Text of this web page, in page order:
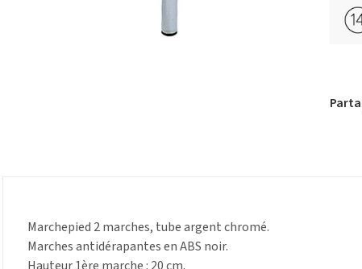
Marchepied 2 marches, tube argent chromé.
Marches antidérapantes en ABS noir.